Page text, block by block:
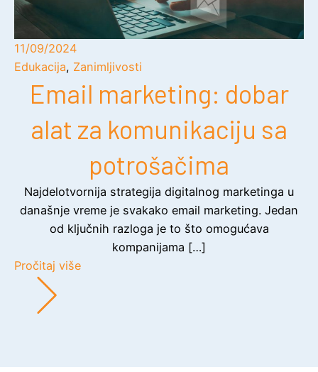
11/09/2024
Edukacija, Zanimljivosti
Email marketing: dobar
alat za komunikaciju sa
potrošačima
Najdelotvornija strategija digitalnog marketinga u
današnje vreme je svakako email marketing. Jedan
od ključnih razloga je to što omogućava
kompanijama […]
Pročitaj više